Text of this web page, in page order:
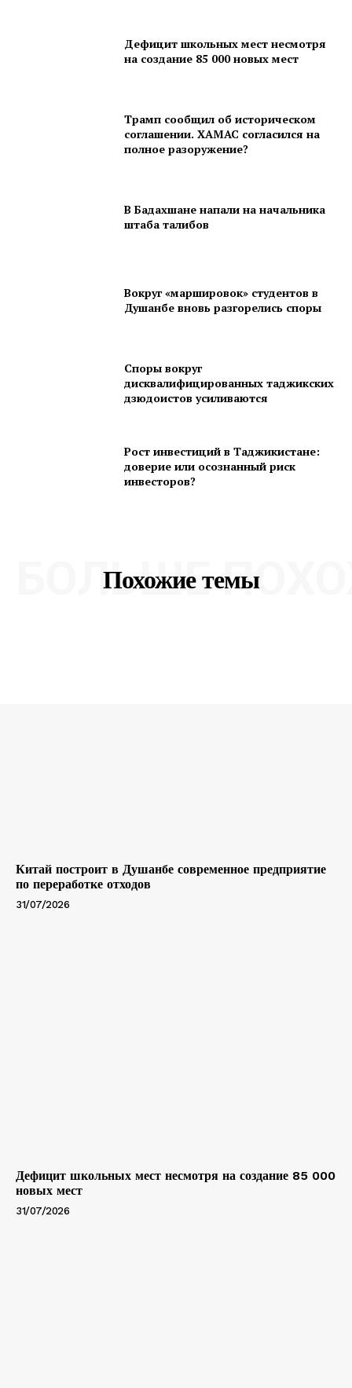
Дефицит школьных мест несмотря
на создание 85 000 новых мест
Трамп сообщил об историческом
соглашении. ХАМАС согласился на
полное разоружение?
В Бадахшане напали на начальника
штаба талибов
Вокруг «маршировок» студентов в
Душанбе вновь разгорелись споры
Споры вокруг
дисквалифицированных таджикских
дзюдоистов усиливаются
Рост инвестиций в Таджикистане:
доверие или осознанный риск
инвесторов?
Похожие темы
БОЛЬШЕ
Китай построит в Душанбе современное предприятие
по переработке отходов
31/07/2026
Дефицит школьных мест несмотря на создание 85 000
новых мест
31/07/2026